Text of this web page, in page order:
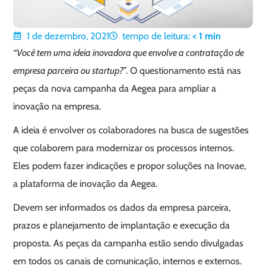
1 de dezembro, 2021 tempo de leitura: < 1 min
“Você tem uma ideia inovadora que envolve a contratação de
empresa parceira ou startup?”. O questionamento está nas
peças da nova campanha da Aegea para ampliar a
inovação na empresa.
A ideia é envolver os colaboradores na busca de sugestões
que colaborem para modernizar os processos internos.
Eles podem fazer indicações e propor soluções na Inovae,
a plataforma de inovação da Aegea.
Devem ser informados os dados da empresa parceira,
prazos e planejamento de implantação e execução da
proposta. As peças da campanha estão sendo divulgadas
em todos os canais de comunicação, internos e externos.